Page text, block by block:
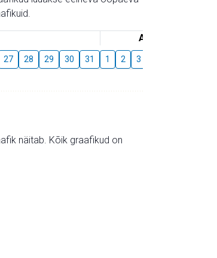
August
27 28 29 30 31 1 2 3
näitab. Kõik graafikud on